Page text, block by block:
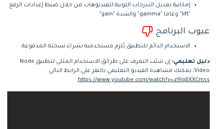
إمكانية تعديل التدرجات اللونية للفيديوهات من خلال ضبط إعدادات الرفع
"lift" وغاما "gamma" والشدة "gain".
عيوب البرنامج
الاستخدام الدائم للتطبيق يُلزِم مستخدميه بشراء نسخته المدفوعة.
دليل تعليمي:
إن شئت التعرف على طرائق الاستخدام المثلى لتطبيق Node
Video، يمكنك مشاهدة الفيديو التعليمي بالنقر على الرابط التالي:
https://www.youtube.com/watch?v=z9lq8XXCmss
.